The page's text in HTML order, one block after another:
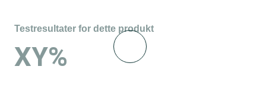
Testresultater for dette produkt
XY%